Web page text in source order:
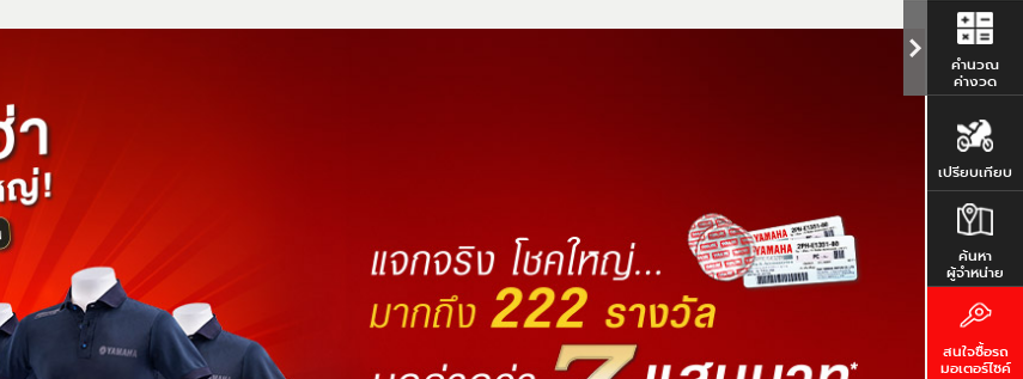
คำนวณ
ค่างวด
เปรียบเทียบ
ค้นหา
ผู้จำหน่าย
สนใจซื้อรถ
มอเตอร์ไซค์